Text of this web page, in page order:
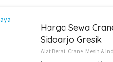
Harga Sewa
Sidoarjo Gresik
Alat Berat Crane Mesin &